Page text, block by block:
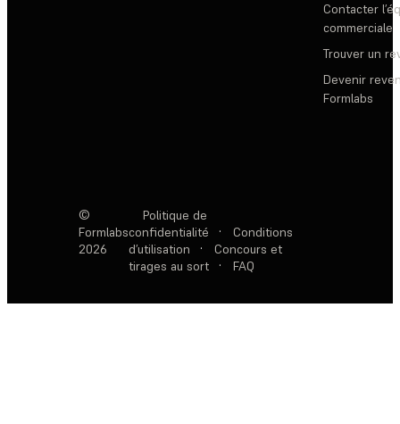
Contacter
commerciale
Trouver un
Devenir
Formlabs
©
Formlabs
2026
Politique de
confidentialité
·
Conditions
d’utilisation
·
Concours et
tirages au sort
· FAQ